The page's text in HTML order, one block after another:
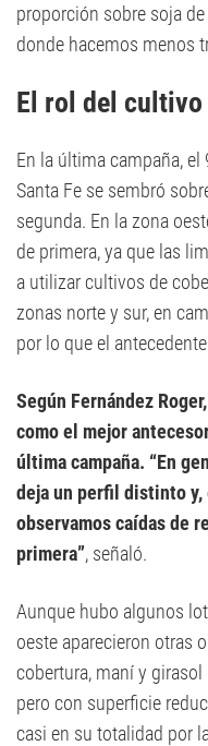
proporción sobre soja
donde hacemos menos
El rol del
En la última campaña,
Santa Fe se sembró
segunda. En la zona
de primera, ya que las
a utilizar cultivos de
zonas norte y sur, en
por lo que el
Según Fernández
como el mejor
última campaña. “En
deja un perfil distinto y,
observamos caídas de
primera”, señaló.
Aunque hubo algunos
oeste aparecieron otras
cobertura, maní y
pero con superficie
casi en su totalidad por